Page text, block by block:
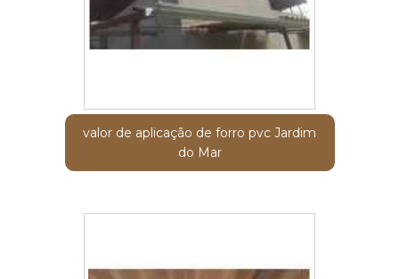
valor de aplicação de forro pvc Jardim
do Mar